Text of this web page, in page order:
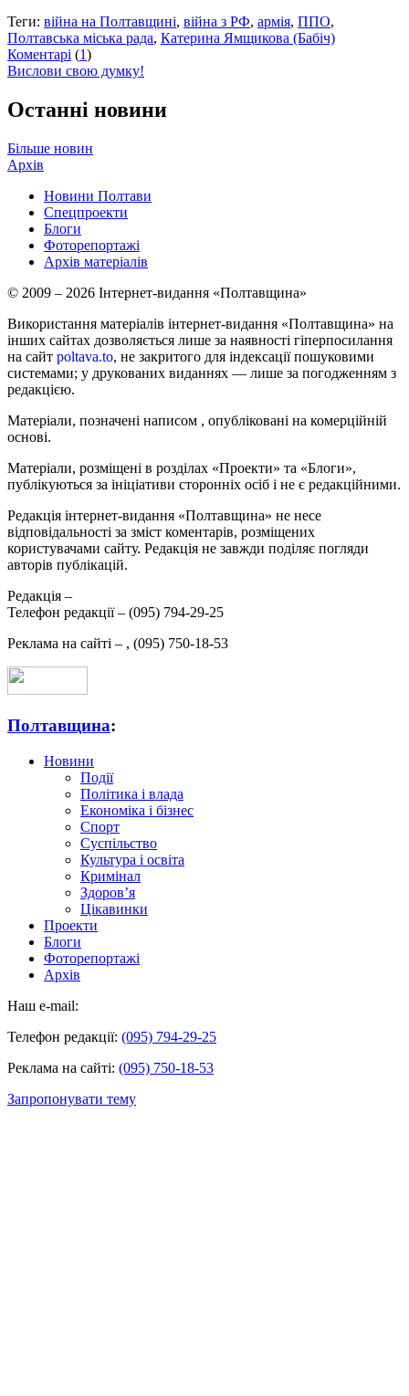
Теги: війна на Полтавщині, війна з РФ, армія, ППО,
Полтавська міська рада, Катерина Ямщикова (Бабіч)
Коментарі (1)
Вислови свою думку!
Останні новини
Більше новин
Архів
Новини Полтави
Спецпроекти
Блоги
Фоторепортажі
Архів матеріалів
© 2009 – 2026 Інтернет-видання «Полтавщина»
Використання матеріалів інтернет-видання «Полтавщина» на
інших сайтах дозволяється лише за наявності гіперпосилання
на сайт poltava.to, не закритого для індексації пошуковими
системами; у друкованих виданнях — лише за погодженням з
редакцією.
Матеріали, позначені написом , опубліковані на комерційній
основі.
Матеріали, розміщені в розділах «Проекти» та «Блоги»,
публікуються за ініціативи сторонніх осіб і не є редакційними.
Редакція інтернет-видання «Полтавщина» не несе
відповідальності за зміст коментарів, розміщених
користувачами сайту. Редакція не завжди поділяє погляди
авторів публікацій.
Редакція –
Телефон редакції – (095) 794-29-25
Реклама на сайті – , (095) 750-18-53
Полтавщина:
Новини
Події
Політика і влада
Економіка і бізнес
Спорт
Суспільство
Культура і освіта
Кримінал
Здоров’я
Цікавинки
Проекти
Блоги
Фоторепортажі
Архів
Наш e-mail:
Телефон редакції: (095) 794-29-25
Реклама на сайті: (095) 750-18-53
Запропонувати тему